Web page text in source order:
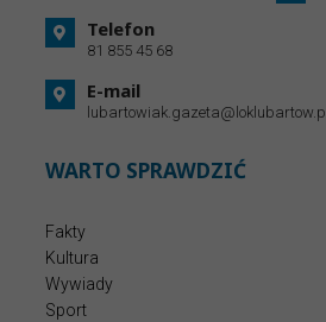
Telefon
81 855 45 68
E-mail
lubartowiak.gazeta@loklubartow.pl
WARTO SPRAWDZIĆ
Fakty
Kultura
Wywiady
Sport